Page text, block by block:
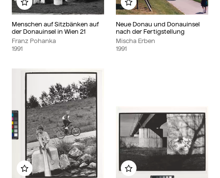
Menschen auf Sitzbänken auf
der Donauinsel in Wien 21
Franz Pohanka
1991
Zu meinem Album hinzufügen
Neue Donau und Donauinsel
nach der Fertigstellung
Mischa Erben
1991
Zu meinem Album
Zu meinem Album hinzufügenZu meinem Album